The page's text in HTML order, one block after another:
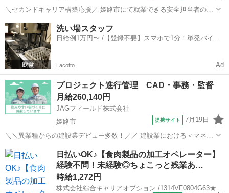
＼セカンドキャリア構築応援／ 姫路市にて就業できる安全担当者の募
集です。 ＜応募条件＞ 60歳以上(省令3号ニ) 実務経験：15年以上 PC
兵庫 姫路市 大工
洗い場スタッフ
日給例1万円〜 /【登録不要】スマホで1分！単発バイト
Lacotto Ad
プロジェクト進行管理 CAD・事務・監督
月給260,140円
JAGフィールド株式会社
姫路市
提携サイト 7月19日
＼＼異業種からの建設業デビュー多数！／／ 建設業における＜マネジ
メント専任＞のお仕事です！ 作業員の方とコミュニケーションを図り
ながら安全面や進行をサポートしていただきます。 数百万円の小規模
なものから数十億円に至る...
兵庫 姫路市 CAD
日払いOK♪【食肉製品の加工オペレーター】
経験不問！未経験◎ちょこっと残業あ…
時給1,272円
株式会社綜合キャリアオプション /1314VF0804G63★2-N